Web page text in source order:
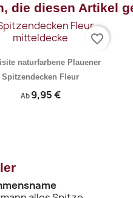
die diesen Artikel
Vorschau
naturfarbene Plauener
Spitzendecken Fleur
Ab 9,95 €
favorite_border